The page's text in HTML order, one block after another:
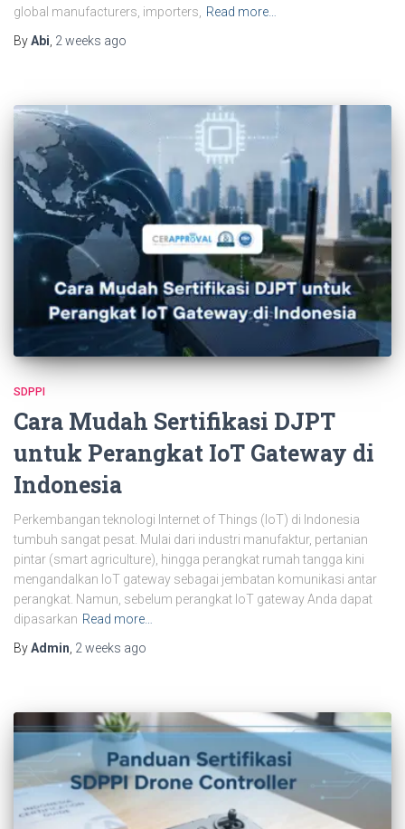
global manufacturers, importers,
Read more…
ByAbi 2 weeks ago
SDPPI
Cara Mudah Sertifikasi DJPT
untuk Perangkat IoT Gateway di
Indonesia
Perkembangan teknologi Internet of Things (IoT) di Indonesia
tumbuh sangat pesat. Mulai dari industri manufaktur, pertanian
pintar (smart agriculture), hingga perangkat rumah tangga kini
mengandalkan IoT gateway sebagai jembatan komunikasi antar
perangkat. Namun, sebelum perangkat IoT gateway Anda dapat
dipasarkan Read more…
ByAdmin, 2 weeks ago